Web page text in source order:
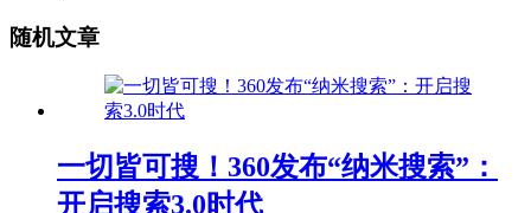
随机文章
一切皆可搜！360发布“纳米搜索”：
开启搜索3.0时代